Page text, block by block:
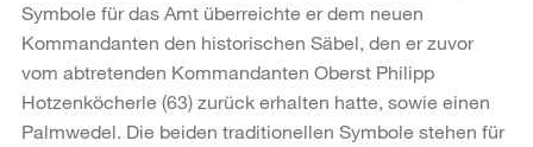
Symbole für das Amt überreichte er dem neuen
Kommandan­ten den historischen Säbel, den er zuvor
vom abtretenden Kommandanten Oberst Philipp
Hotzenköcherle (63) zurück erhalten hatte, sowie einen
Palmwedel. Die beiden traditionellen Symbole stehen für